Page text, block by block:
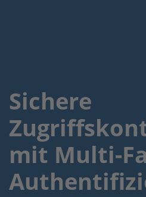
Sichere
mit Multi-